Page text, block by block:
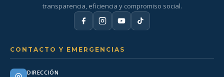
transparencia, eficiencia y compromiso social.
CONTACTO Y EMERGENCIAS
DIRECCIÓN